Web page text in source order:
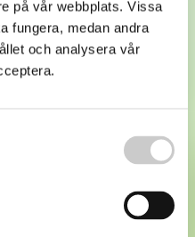
på vår webbplats. Vissa
fungera, medan andra
och analysera vår